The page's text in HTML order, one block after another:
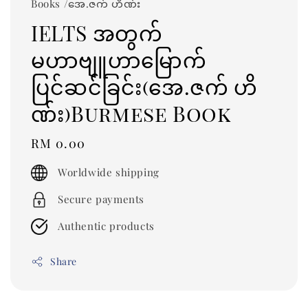
Books /အေ.ဇက် ဟိဏ်း
IELTS အတွက်
မဟာဗျူဟာမြောက်
ပြင်ဆင်ခြင်း(အေ.ဇက် ဟိ
ဏ်း)Burmese Book
Regular
price
RM 0.00
Worldwide shipping
Secure payments
Authentic products
Share